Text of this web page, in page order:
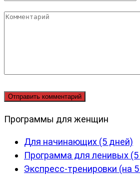
Комментарий
Программы для женщин
Для начинающих (5 дней)
Программа для ленивых
Экспресс-тренировки (на